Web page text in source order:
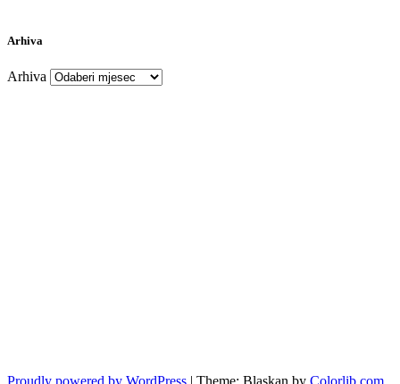
Arhiva
Arhiva
Proudly powered by WordPress | Theme: Blaskan by Colorlib.com